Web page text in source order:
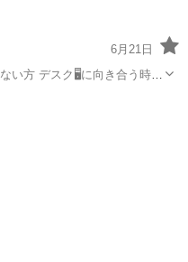
6月21日
い方 デスク🖥️に向き合う時間